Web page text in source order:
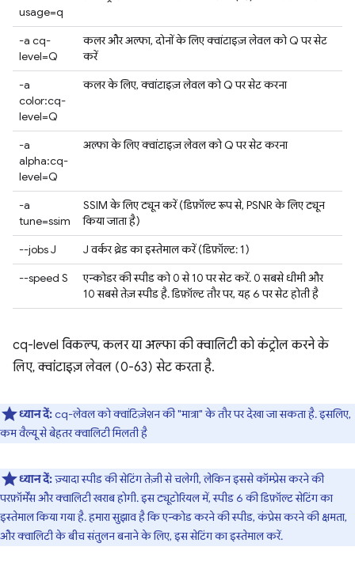
usage=q
-a cq-
level=Q
कलर और अल्फा, दोनों के लिए क्वांटाइज़ लेवल को Q पर सेट
करें
-a
color:cq-
level=Q
कलर के लिए, क्वांटाइज़ लेवल को Q पर सेट करना
-a
alpha:cq-
level=Q
अल्फा के लिए क्वांटाइज़ लेवल को Q पर सेट करना
-a
tune=ssim
SSIM के लिए ट्यून करें (डिफ़ॉल्ट रूप से, PSNR के लिए ट्यून
किया जाता है)
--jobs J
J वर्कर थ्रेड का इस्तेमाल करें (डिफ़ॉल्ट: 1)
--speed S
एन्कोडर की स्पीड को 0 से 10 पर सेट करें. 0 सबसे धीमी और
10 सबसे तेज़ स्पीड है. डिफ़ॉल्ट तौर पर, यह 6 पर सेट होती है
cq-level विकल्प, कलर या अल्फा की क्वालिटी को कंट्रोल करने के
लिए, क्वांटाइज़ लेवल (0-63) सेट करता है.
ध्यान दें:cq-लेवल को क्वांटिज़ेशन की "मात्रा" के तौर पर देखा जा सकता है. इसलिए,
कम वैल्यू से बेहतर क्वालिटी मिलती है
ध्यान दें:ज़्यादा स्पीड की सेटिंग तेज़ी से चलेगी, लेकिन इससे कॉम्प्रेस करने की
परफ़ॉर्मेंस और क्वालिटी खराब होगी. इस ट्यूटोरियल में, स्पीड 6 की डिफ़ॉल्ट सेटिंग का
इस्तेमाल किया गया है. हमारा सुझाव है कि एन्कोड करने की स्पीड, कंप्रेस करने की क्षमता,
और क्वालिटी के बीच संतुलन बनाने के लिए, इस सेटिंग का इस्तेमाल करें.